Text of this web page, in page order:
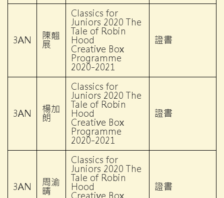
3AN 陳翹
展
Classics for
Juniors 2020 The
Tale of Robin
Hood
Creative Box
Programme
2020-2021
證書
3AN 楊加
朗
Classics for
Juniors 2020 The
Tale of Robin
Hood
Creative Box
Programme
2020-2021
證書
3AN 周渝
晴
Classics for
Juniors 2020 The
Tale of Robin
Hood
Creative Box
證書